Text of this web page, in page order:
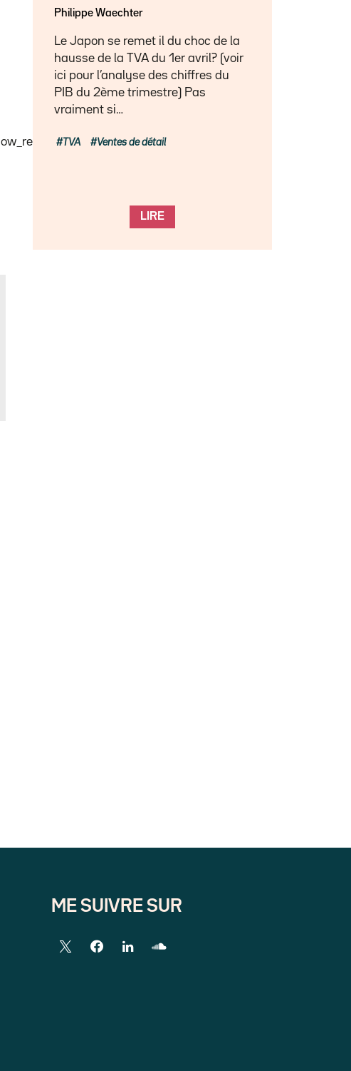
»…
Philippe Waechter
Le Japon se remet il du choc de la
hausse de la TVA du 1er avril? (voir
ici pour l’analyse des chiffres du
PIB du 2ème trimestre) Pas
vraiment si…
LIRE
TVA Ventes de détail
ME SUIVRE SUR